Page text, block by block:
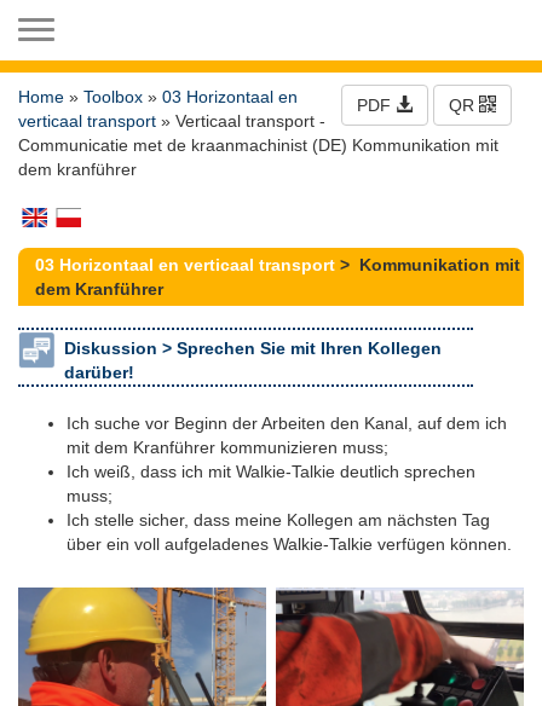
PDF QR
Home » Toolbox » 03 Horizontaal en
verticaal transport » Verticaal transport -
Communicatie met de kraanmachinist (DE) Kommunikation mit
dem kranführer
03 Horizontaal en verticaal transport > Kommunikation mit
dem Kranführer
Diskussion > Sprechen Sie mit Ihren Kollegen
darüber!
Ich suche vor Beginn der Arbeiten den Kanal, auf dem ich
mit dem Kranführer kommunizieren muss;
Ich weiß, dass ich mit Walkie-Talkie deutlich sprechen
muss;
Ich stelle sicher, dass meine Kollegen am nächsten Tag
über ein voll aufgeladenes Walkie-Talkie verfügen können.